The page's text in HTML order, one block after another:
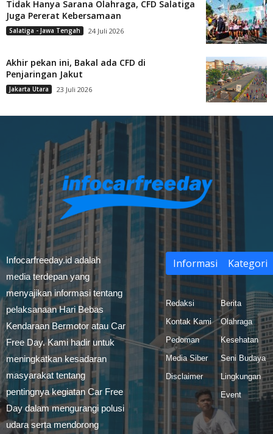
Tidak Hanya Sarana Olahraga, CFD Salatiga
Juga Pererat Kebersamaan
Salatiga - Jawa Tengah 24 Juli 2026
Akhir pekan ini, Bakal ada CFD di
Penjaringan Jakut
Jakarta Utara 23 Juli 2026
Infocarfreeday.id adalah
media terdepan yang
menyajikan informasi tentang
pelaksanaan Hari Bebas
Kendaraan Bermotor atau Car
Free Day. Kami hadir untuk
meningkatkan kesadaran
masyarakat tentang
pentingnya kegiatan Car Free
Day dalam mengurangi polusi
udara serta mendorong
Informasi
Redaksi
Kontak Kami
Pedoman
Media Siber
Disclaimer
Kategori
Berita
Olahraga
Kesehatan
Seni Budaya
Lingkungan
Event